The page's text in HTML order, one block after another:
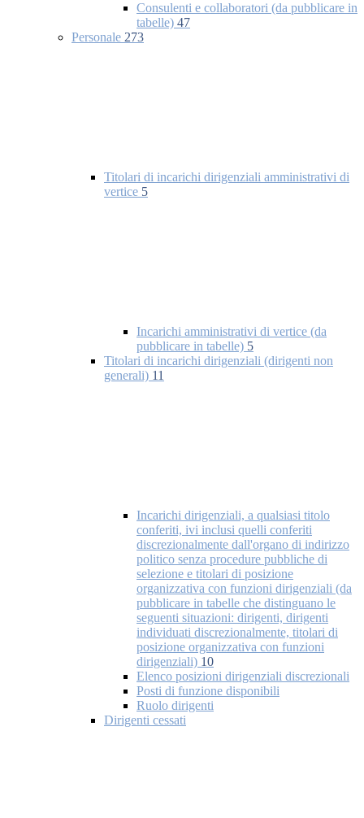
Consulenti e collaboratori (da pubblicare in
tabelle) 47
Personale 273
Titolari di incarichi dirigenziali amministrativi di
vertice 5
Incarichi amministrativi di vertice (da
pubblicare in tabelle) 5
Titolari di incarichi dirigenziali (dirigenti non
generali) 11
Incarichi dirigenziali, a qualsiasi titolo
conferiti, ivi inclusi quelli conferiti
discrezionalmente dall'organo di indirizzo
politico senza procedure pubbliche di
selezione e titolari di posizione
organizzativa con funzioni dirigenziali (da
pubblicare in tabelle che distinguano le
seguenti situazioni: dirigenti, dirigenti
individuati discrezionalmente, titolari di
posizione organizzativa con funzioni
dirigenziali) 10
Elenco posizioni dirigenziali discrezionali
Posti di funzione disponibili
Ruolo dirigenti
Dirigenti cessati